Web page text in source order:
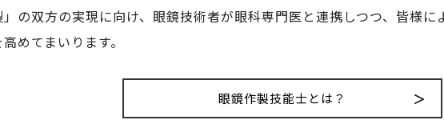
の双方の実現に向け、眼鏡技術者が眼科専門医と連携しつつ、皆様
めてまいります。
眼鏡作製技能士とは？